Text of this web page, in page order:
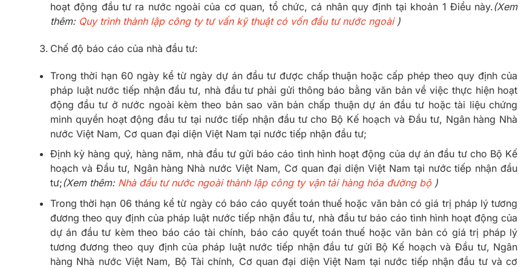
hoạt động đầu tư ra nước ngoài của cơ quan, tổ chức, cá nhân quy định tại khoản 1 Điều này.(Xem
thêm: Quy trình thành lập công ty tư vấn kỹ thuật có vốn đầu tư nước ngoài)
Chế độ báo cáo của nhà đầu tư:
Trong thời hạn 60 ngày kể từ ngày dự án đầu tư được chấp thuận hoặc cấp phép theo quy định của
pháp luật nước tiếp nhận đầu tư, nhà đầu tư phải gửi thông báo bằng văn bản về việc thực hiện hoạt
động đầu tư ở nước ngoài kèm theo bản sao văn bản chấp thuận dự án đầu tư hoặc tài liệu chứng
minh quyền hoạt động đầu tư tại nước tiếp nhận đầu tư cho Bộ Kế hoạch và Đầu tư, Ngân hàng Nhà
nước Việt Nam, Cơ quan đại diện Việt Nam tại nước tiếp nhận đầu tư;
Định kỳ hàng quý, hàng năm, nhà đầu tư gửi báo cáo tình hình hoạt động của dự án đầu tư cho Bộ Kế
hoạch và Đầu tư, Ngân hàng Nhà nước Việt Nam, Cơ quan đại diện Việt Nam tại nước tiếp nhận đầu
tư;(Xem thêm: Nhà đầu tư nước ngoài thành lập công ty vận tải hàng hóa đường bộ)
Trong thời hạn 06 tháng kể từ ngày có báo cáo quyết toán thuế hoặc văn bản có giá trị pháp lý tương
đương theo quy định của pháp luật nước tiếp nhận đầu tư, nhà đầu tư báo cáo tình hình hoạt động của
dự án đầu tư kèm theo báo cáo tài chính, báo cáo quyết toán thuế hoặc văn bản có giá trị pháp lý
tương đương theo quy định của pháp luật nước tiếp nhận đầu tư gửi Bộ Kế hoạch và Đầu tư, Ngân
hàng Nhà nước Việt Nam, Bộ Tài chính, Cơ quan đại diện Việt Nam tại nước tiếp nhận đầu tư và cơ